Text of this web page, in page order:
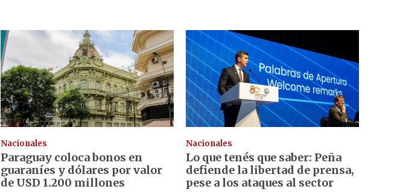
Nacionales
Paraguay coloca bonos en
guaraníes y dólares por valor
de USD 1.200 millones
Nacionales
Lo que tenés que saber: Peña
defiende la libertad de prensa,
pese a los ataques al sector